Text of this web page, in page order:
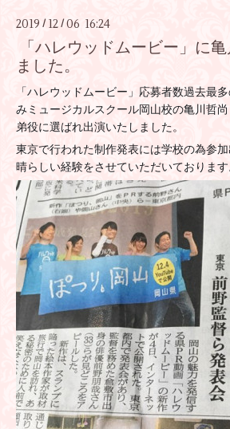
2019 / 12 /06 16:24
「ハレウッドムービー」に
ました。
「ハレウッドムービー」応募者数過去最
みミュージカルスクール岡山校の亀川哲
弟役に選ばれ出演いたしました。
東京で行われた制作発表には学校の為参
晴らしい経験をさせていただいております